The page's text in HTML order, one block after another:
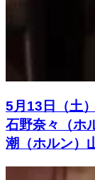
5月13日（土
石野奈々（ホ
潮（ホルン）